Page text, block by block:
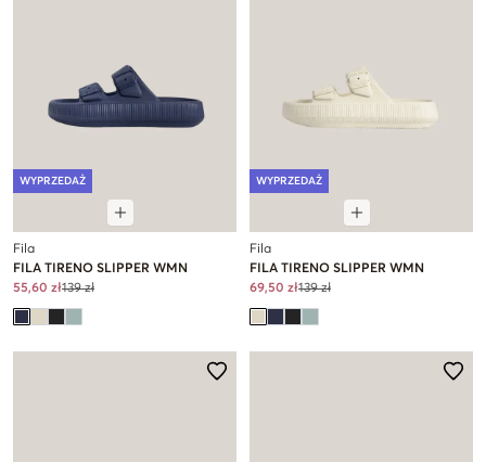
WYPRZEDAŻ
Fila
FILA TIRENO SLIPPER WMN
55,60 zł139 zł
WYPRZEDAŻ
Fila
FILA TIRENO SLIPPER WMN
69,50 zł139 zł